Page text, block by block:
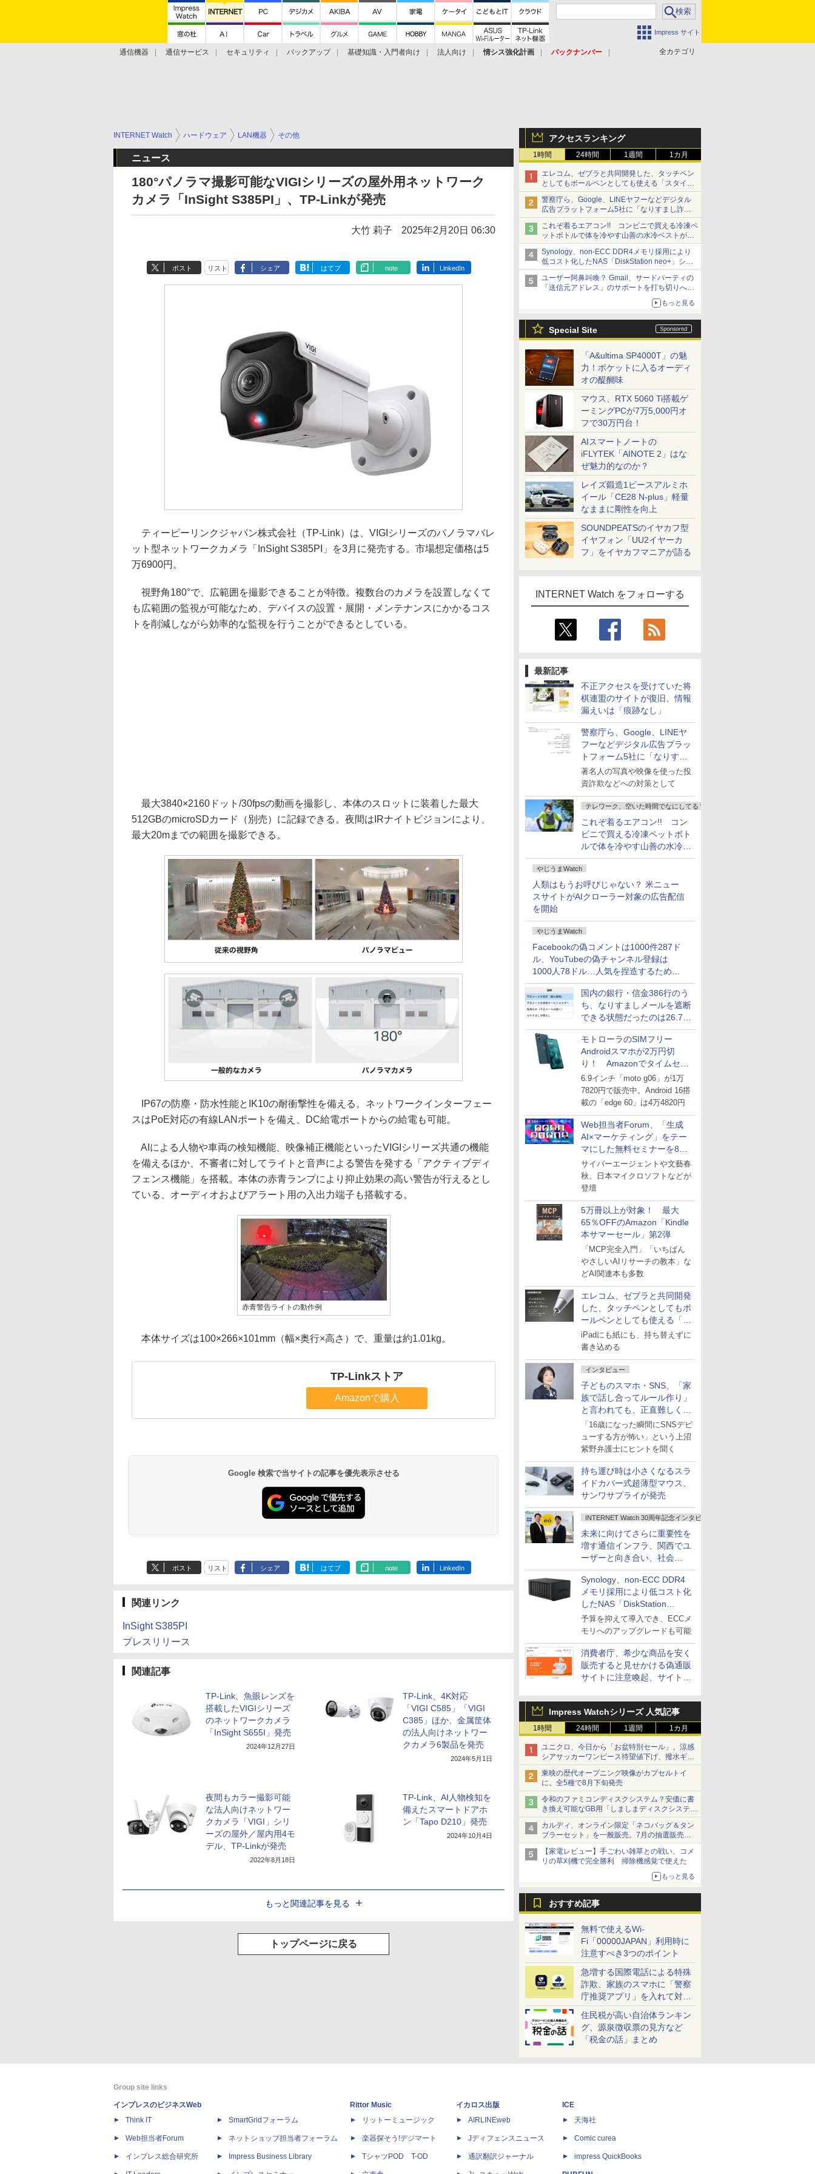
Impress サイト
全カテゴリ
通信機器 通信サービス セキュリティ バックアップ 基礎知識・入門者向け 法人向け 情シス強化計画
バックナンバー
アクセスランキング
1時間 24時間 1週間 1カ月
エレコム、ゼブラと共同開発した、タッチペン
としてもボールペンとしても使える「スタイラ
スツーウェイ」発売 iPadにも紙にも、持ち替
えずに書き込める
警察庁ら、Google、LINEヤフーなどデジタル
広告プラットフォーム5社に「なりすまし詐欺
広告」対策強化を要請 著名人の写真や映像を
使った投資詐欺などへの対策として
これぞ着るエアコン!! コンビニで買える冷凍ペ
ットボトルで体を冷やす山善の水冷ベストがロ
ードバイクにちょうどいい【ぼっち・ざ・ろー
ど！その14】【空いた時間でなにしてる？】
Synology、non-ECC DDR4メモリ採用により
低コスト化したNAS「DiskStation neo+」シリ
ーズ 予算を抑えて導入でき、ECCメモリへの
アップグレードも可能
ユーザー阿鼻叫喚？ Gmail、サードパーティの
「送信元アドレス」のサポートを打ち切りへ
もっと見る
Special Site
「A&ultima SP4000T」の魅
力！ポケットに入るオーディ
オの醍醐味
マウス、RTX 5060 Ti搭載ゲ
ーミングPCが7万5,000円オ
フで30万円台！
AIスマートノートの
iFLYTEK「AINOTE 2」はな
ぜ魅力的なのか？
レイズ鍛造1ピースアルミホ
イール「CE28 N-plus」軽量
なままに剛性を向上
SOUNDPEATSのイヤカフ型
イヤフォン「UU2イヤーカ
フ」をイヤカフマニアが語る
INTERNET Watch をフォローする
最新記事
不正アクセスを受けていた将
棋連盟のサイトが復旧、情報
漏えいは「痕跡なし」
警察庁ら、Google、LINEヤ
フーなどデジタル広告プラッ
トフォーム5社に「なりすま
し詐欺広告」対策強化を要請
著名人の写真や映像を使った投
資詐欺などへの対策として
テレワーク、空いた時間でなにしてる？
これぞ着るエアコン!! コン
ビニで買える冷凍ペットボト
ルで体を冷やす山善の水冷ベ
ストがロードバイクにちょう
どいい【ぼっち・ざ・ろー
ど！その14】
やじうまWatch
人類はもうお呼びじゃない？ 米ニュー
スサイトがAIクローラー対象の広告配信
を開始
やじうまWatch
Facebookの偽コメントは1000件287ド
ル、YouTubeの偽チャンネル登録は
1000人78ドル…人気を捏造するための
価格リストが公開中
国内の銀行・信金386行のう
ち、なりすましメールを遮断
できる状態だったのは26.7％
にとどまる～GMOブランド
セキュリティ調査
モトローラのSIMフリー
Androidスマホが2万円切
り！ Amazonでタイムセー
ル
6.9インチ「moto g06」が1万
7820円で販売中。Android 16搭
載の「edge 60」は4万4820円
Web担当者Forum、「生成
AI×マーケティング」をテー
マにした無料セミナーを8月
27日にオンライン開催
サイバーエージェントや文藝春
秋、日本マイクロソフトなどが
登壇
5万冊以上が対象！ 最大
65％OFFのAmazon「Kindle
本サマーセール」第2弾
「MCP完全入門」「いちばん
やさしいAIリサーチの教本」な
どAI関連本も多数
エレコム、ゼブラと共同開発
した、タッチペンとしてもボ
ールペンとしても使える「ス
タイラスツーウェイ」発売
iPadにも紙にも、持ち替えずに
書き込める
インタビュー
子どものスマホ・SNS、「家
族で話し合ってルール作り」
と言われても、正直難しくな
いですか？
「16歳になった瞬間にSNSデビ
ューする方が怖い」という上沼
紫野弁護士にヒントを聞く
持ち運び時は小さくなるスラ
イドカバー式超薄型マウス、
サンワサプライが発売
INTERNET Watch 30周年記念インタビュー
未来に向けてさらに重要性を
増す通信インフラ、関西でユ
ーザーと向き合い、社会
の“あたらしい”を起動し続け
る～オプテージ
Synology、non-ECC DDR4
メモリ採用により低コスト化
したNAS「DiskStation
neo+」シリーズ
予算を抑えて導入でき、ECCメ
モリへのアップグレードも可能
消費者庁、希少な商品を安く
販売すると見せかける偽通販
サイトに注意喚起、サイト名
Impress Watchシリーズ 人気記事
1時間 24時間 1週間 1カ月
ユニクロ、今日から「お盆特別セール」。涼感
シアサッカーワンピース待望値下げ、撥水ギア
ショーツは1990円に
東映の歴代オープニング映像がカプセルトイ
に。全5種で8月下旬発売
令和のファミコンディスクシステム？安価に書
き換え可能なGB用「しましまディスクシステ
ム」
カルディ、オンライン限定「ネコバッグ＆タン
ブラーセット」を一般販売。7月の抽選販売の
当選無効分
【家電レビュー】手ごわい雑草との戦い、コメ
リの草刈機で完全勝利 掃除機感覚で使えた
もっと見る
おすすめ記事
無料で使えるWi-
Fi「00000JAPAN」利用時に
注意すべき3つのポイント
急増する国際電話による特殊
詐欺、家族のスマホに「警察
庁推奨アプリ」を入れて対策
しよう！
住民税が高い自治体ランキン
グ、源泉徴収票の見方など
「税金の話」まとめ
INTERNET Watch ハードウェア LAN機器 その他
ニュース
180°パノラマ撮影可能なVIGIシリーズの屋外用ネットワーク
カメラ「InSight S385PI」、TP-Linkが発売
大竹 莉子 2025年2月20日 06:30
ポスト リスト シェア はてブ note LinkedIn
ティーピーリンクジャパン株式会社（TP-Link）は、VIGIシリーズのパノラマバレ
ット型ネットワークカメラ「InSight S385PI」を3月に発売する。市場想定価格は5
万6900円。
視野角180°で、広範囲を撮影できることが特徴。複数台のカメラを設置しなくて
も広範囲の監視が可能なため、デバイスの設置・展開・メンテナンスにかかるコス
トを削減しながら効率的な監視を行うことができるとしている。
最大3840×2160ドット/30fpsの動画を撮影し、本体のスロットに装着した最大
512GBのmicroSDカード（別売）に記録できる。夜間はIRナイトビジョンにより、
最大20mまでの範囲を撮影できる。
IP67の防塵・防水性能とIK10の耐衝撃性を備える。ネットワークインターフェー
スはPoE対応の有線LANポートを備え、DC給電ポートからの給電も可能。
AIによる人物や車両の検知機能、映像補正機能といったVIGIシリーズ共通の機能
を備えるほか、不審者に対してライトと音声による警告を発する「アクティブディ
フェンス機能」を搭載。本体の赤青ランプにより抑止効果の高い警告が行えるとし
ている、オーディオおよびアラート用の入出力端子も搭載する。
赤青警告ライトの動作例
本体サイズは100×266×101mm（幅×奥行×高さ）で、重量は約1.01kg。
TP-Linkストア
Amazonで購入
Google 検索で当サイトの記事を優先表示させる
ポスト リスト シェア はてブ note LinkedIn
関連リンク
InSight S385PI
プレスリリース
関連記事
TP-Link、魚眼レンズを
搭載したVIGIシリーズ
のネットワークカメラ
「InSight S655I」発売
2024年12月27日
TP-Link、4K対応
「VIGI C585」「VIGI
C385」ほか、金属筐体
の法人向けネットワー
クカメラ6製品を発売
2024年5月1日
夜間もカラー撮影可能
な法人向けネットワー
クカメラ「VIGI」シリ
ーズの屋外／屋内用4モ
デル、TP-Linkが発売
2022年8月18日
TP-Link、AI人物検知を
備えたスマートドアホ
ン「Tapo D210」発売
2024年10月4日
もっと関連記事を見る
トップページに戻る
Group site links
インプレスのビジネスWeb
Think IT
Web担当者Forum
インプレス総合研究所
SmartGridフォーラム
ネットショップ担当者フォーラム
Impress Business Library
Rittor Music
リットーミュージック
楽器探そう!デジマート
TシャツPOD T-OD
イカロス出版
AIRLINEweb
Jディフェンスニュース
通訳翻訳ジャーナル
ICE
天海社
Comic curea
impress QuickBooks